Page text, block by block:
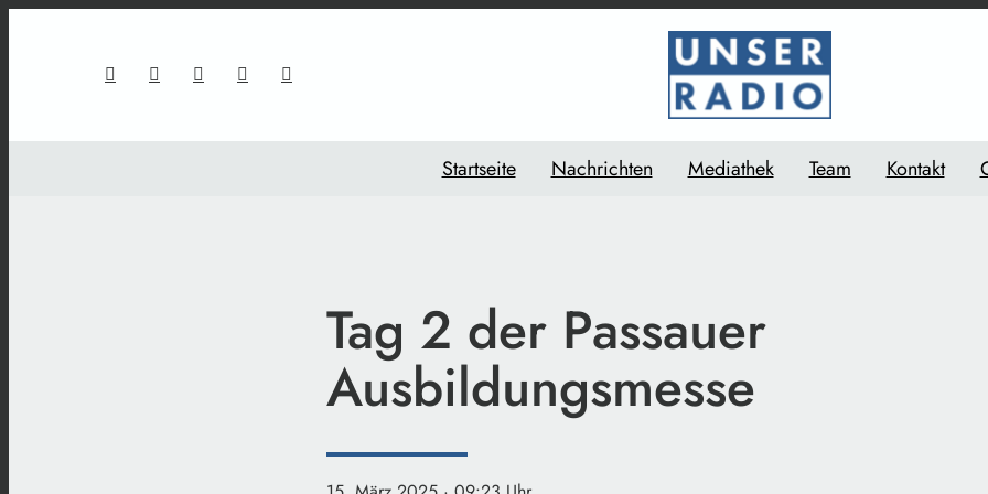
Startseite Nachrichten Mediathek Team Kontakt
Tag 2 der Passauer
Ausbildungsmesse